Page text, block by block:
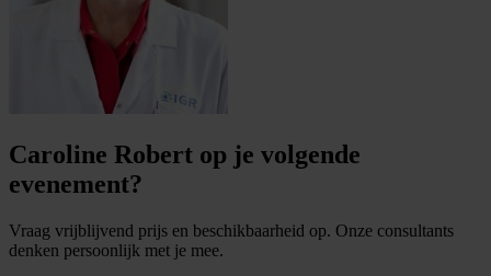
Caroline Robert op je volgende
evenement?
Vraag vrijblijvend prijs en beschikbaarheid op. Onze consultants
denken persoonlijk met je mee.